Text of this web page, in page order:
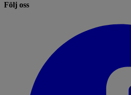
Följ oss